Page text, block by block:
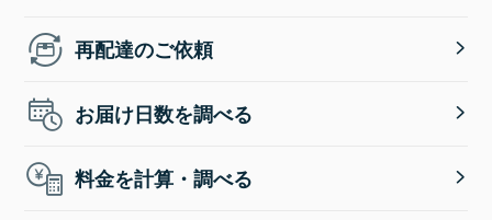
再配達のご依頼
お届け日数を調べる
料金を計算・調べる